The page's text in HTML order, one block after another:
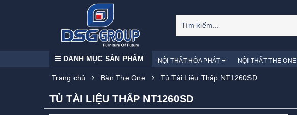
DANH MỤC SẢN PHẨM NỘI THẤT HÒA PHÁT NỘI THẤT THE ONE
Trang chủ Bàn The One Tủ Tài Liệu Thấp NT1260SD
TỦ TÀI LIỆU THẤP NT1260SD